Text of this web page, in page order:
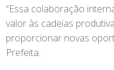
“Essa colaboração
valor às cadeias
proporcionar novas
Prefeita.